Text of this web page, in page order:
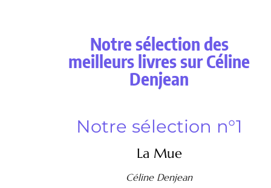
Notre sélection des
meilleurs livres sur Céline
Denjean
Notre sélection n°1
La Mue
Céline Denjean